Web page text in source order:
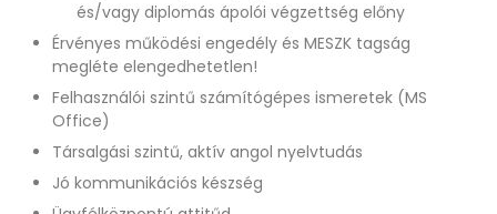
és/vagy diplomás ápolói végzettség előny
Érvényes működési engedély és MESZK tagság
megléte elengedhetetlen!
Felhasználói szintű számítógépes ismeretek (MS
Office)
Társalgási szintű, aktív angol nyelvtudás
Jó kommunikációs készség